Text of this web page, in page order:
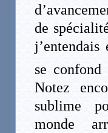
de
se
Notez
sublime
monde